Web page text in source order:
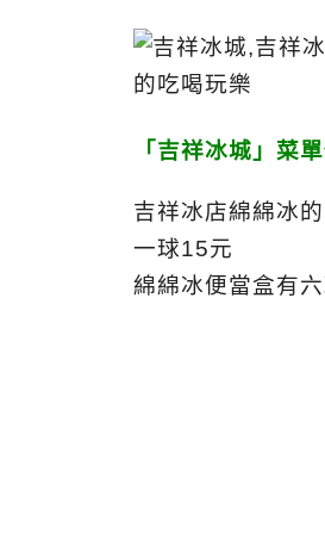
「吉祥冰城」菜
吉祥冰店綿綿冰
一球15元
綿綿冰便當盒有